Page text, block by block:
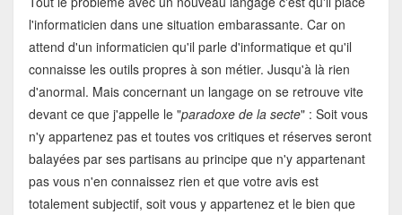
l'informaticien dans une situation embarassante. Car on
attend d'un informaticien qu'il parle d'informatique et qu'il
connaisse les outils propres à son métier. Jusqu'à là rien
d'anormal. Mais concernant un langage on se retrouve vite
devant ce que j'appelle le "paradoxe de la secte" : Soit vous
n'y appartenez pas et toutes vos critiques et réserves seront
balayées par ses partisans au principe que n'y appartenant
pas vous n'en connaissez rien et que votre avis est
totalement subjectif, soit vous y appartenez et le bien que